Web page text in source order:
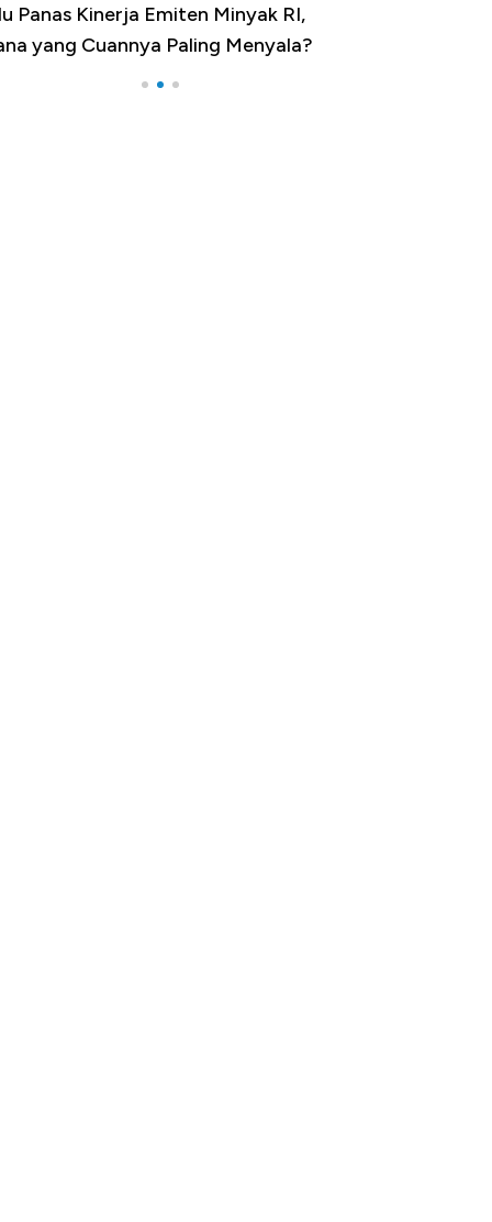
10 Provinsi dengan Tingkat
Pengangguran Tertinggi, Ada Jakarta